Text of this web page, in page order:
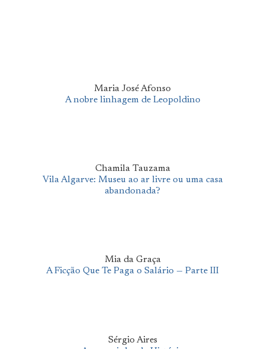
Maria José Afonso
A nobre linhagem de Leopoldino
Chamila Tauzama
Vila Algarve: Museu ao ar livre ou uma casa
abandonada?
Mia da Graça
A Ficção Que Te Paga o Salário — Parte III
Sérgio Aires